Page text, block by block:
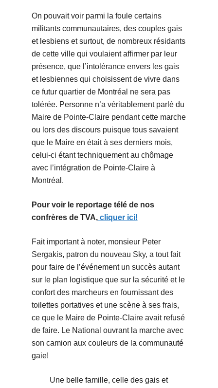
On pouvait voir parmi la foule certains
militants communautaires, des couples gais
et lesbiens et surtout, de nombreux résidants
de cette ville qui voulaient affirmer par leur
présence, que l’intolérance envers les gais
et lesbiennes qui choisissent de vivre dans
ce futur quartier de Montréal ne sera pas
tolérée. Personne n’a véritablement parlé du
Maire de Pointe-Claire pendant cette marche
ou lors des discours puisque tous savaient
que le Maire en était à ses derniers mois,
celui-ci étant techniquement au chômage
avec l’intégration de Pointe-Claire à
Montréal.
Pour voir le reportage télé de nos
confrères de TVA,cliquer ici!
Fait important à noter, monsieur Peter
Sergakis, patron du nouveau Sky, a tout fait
pour faire de l’événement un succès autant
sur le plan logistique que sur la sécurité et le
confort des marcheurs en fournissant des
toilettes portatives et une scène à ses frais,
ce que le Maire de Pointe-Claire avait refusé
de faire. Le National ouvrant la marche avec
son camion aux couleurs de la communauté
gaie!
Une belle famille, celle des gais et